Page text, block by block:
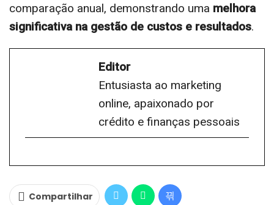
comparação anual, demonstrando uma melhora
significativa na gestão de custos e resultados.
Editor
Entusiasta ao marketing
online, apaixonado por
crédito e finanças pessoais
Compartilhar